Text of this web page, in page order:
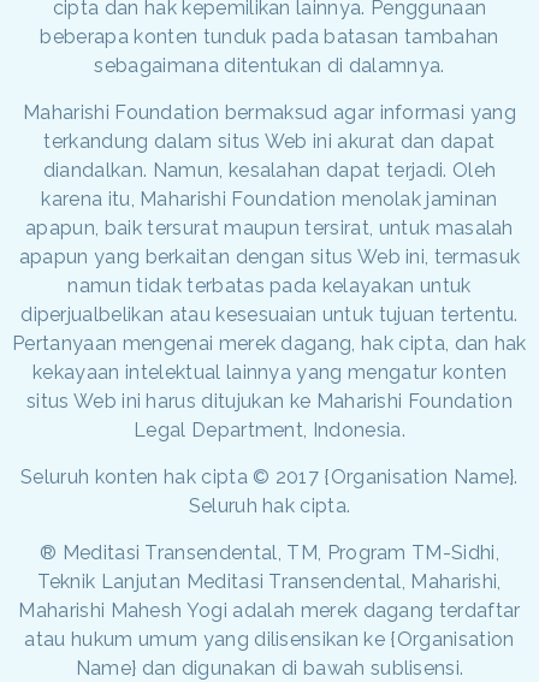
cipta dan hak kepemilikan lainnya. Penggunaan
beberapa konten tunduk pada batasan tambahan
sebagaimana ditentukan di dalamnya.
Maharishi Foundation bermaksud agar informasi yang
terkandung dalam situs Web ini akurat dan dapat
diandalkan. Namun, kesalahan dapat terjadi. Oleh
karena itu, Maharishi Foundation menolak jaminan
apapun, baik tersurat maupun tersirat, untuk masalah
apapun yang berkaitan dengan situs Web ini, termasuk
namun tidak terbatas pada kelayakan untuk
diperjualbelikan atau kesesuaian untuk tujuan tertentu.
Pertanyaan mengenai merek dagang, hak cipta, dan hak
kekayaan intelektual lainnya yang mengatur konten
situs Web ini harus ditujukan ke Maharishi Foundation
Legal Department, Indonesia.
Seluruh konten hak cipta © 2017 {Organisation Name}.
Seluruh hak cipta.
® Meditasi Transendental, TM, Program TM-Sidhi,
Teknik Lanjutan Meditasi Transendental, Maharishi,
Maharishi Mahesh Yogi adalah merek dagang terdaftar
atau hukum umum yang dilisensikan ke {Organisation
Name} dan digunakan di bawah sublisensi.